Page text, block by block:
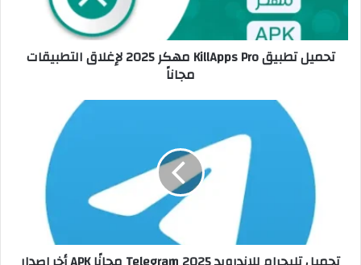
تحميل تطبيق KillApps Pro مهكر 2025 لإغلاق التطبيقات
مجاناً